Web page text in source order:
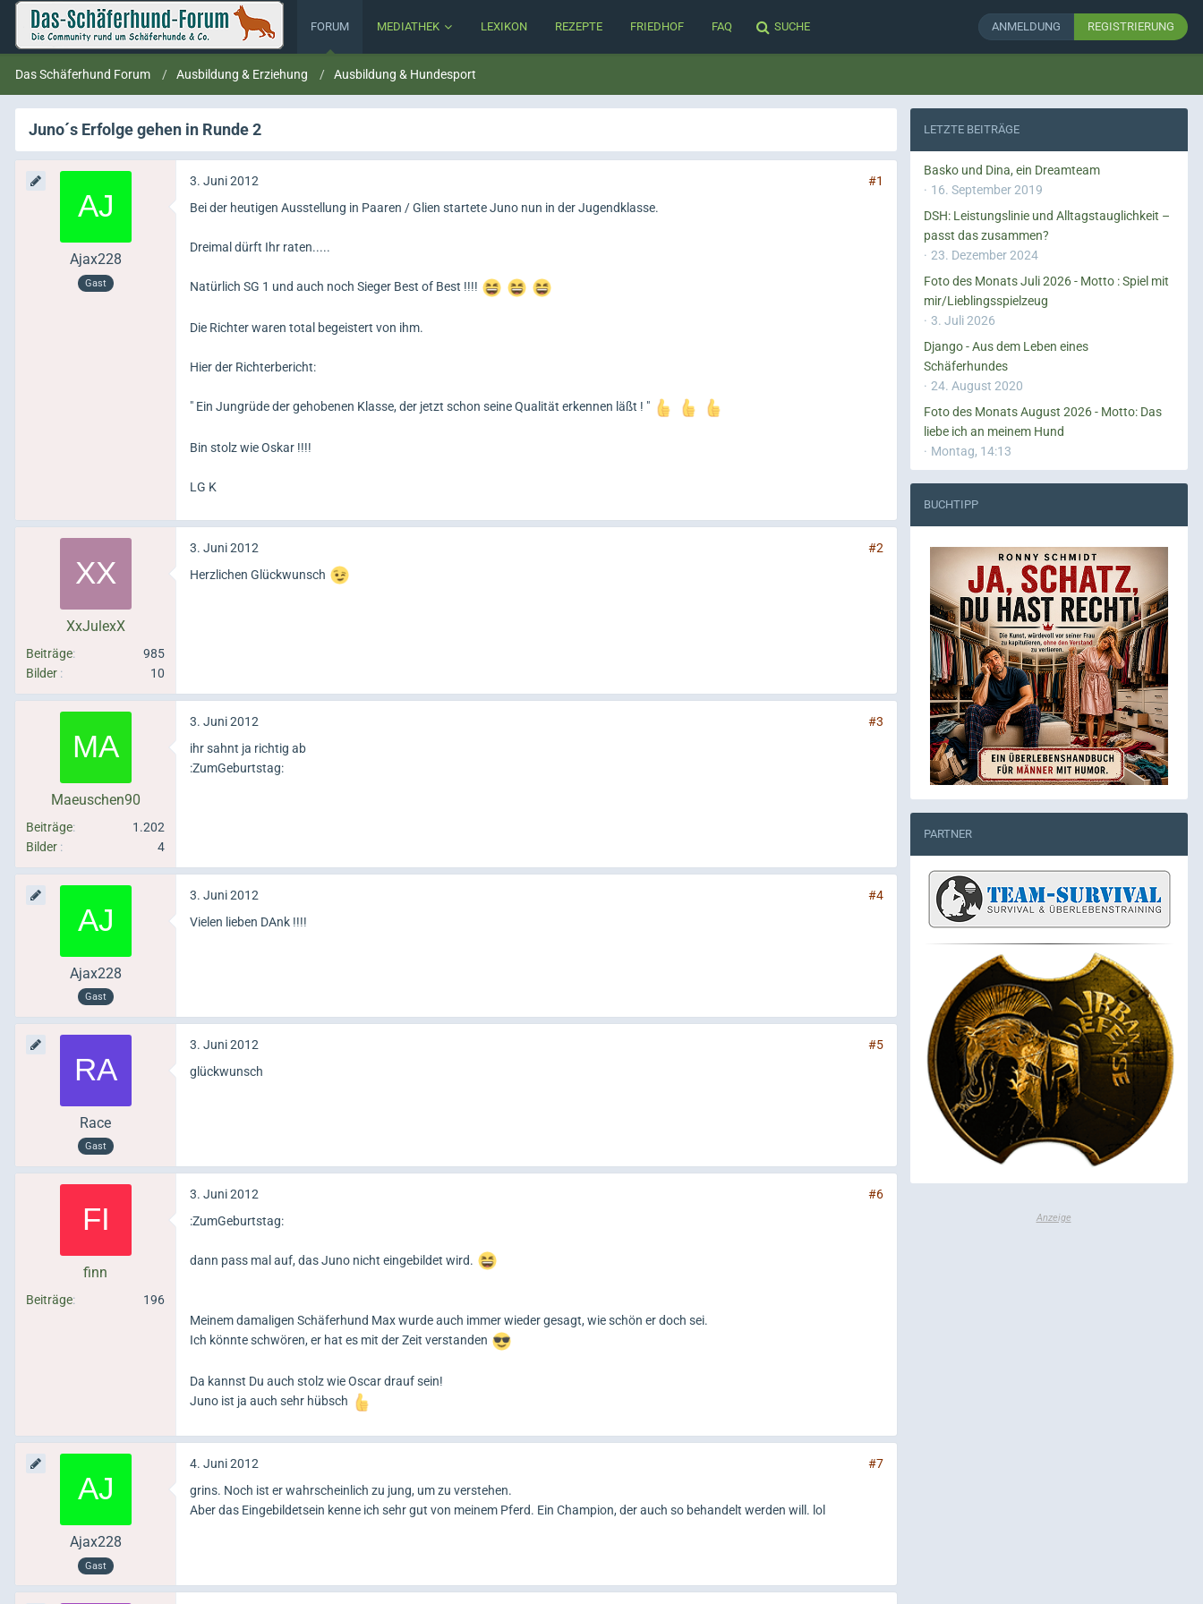
FORUM MEDIATHEK LEXIKON REZEPTE FRIEDHOF FAQ SUCHE ANMELDUNG REGISTRIERUNG
Das Schäferhund Forum Ausbildung & Erziehung Ausbildung & Hundesport
Juno´s Erfolge gehen in Runde 2
Ajax228
Gast
3. Juni 2012
#1
Bei der heutigen Ausstellung in Paaren / Glien startete Juno nun in der Jugendklasse.
Dreimal dürft Ihr raten.....
Natürlich SG 1 und auch noch Sieger Best of Best !!!!
Die Richter waren total begeistert von ihm.
Hier der Richterbericht:
" Ein Jungrüde der gehobenen Klasse, der jetzt schon seine Qualität erkennen läßt ! "
Bin stolz wie Oskar !!!!
LG K
XxJulexX
Beiträge
985
Bilder
10
3. Juni 2012
#2
Herzlichen Glückwunsch
Maeuschen90
Beiträge
1.202
Bilder
4
3. Juni 2012
#3
ihr sahnt ja richtig ab
:ZumGeburtstag:
Ajax228
Gast
3. Juni 2012
#4
Vielen lieben DAnk !!!!
Race
Gast
3. Juni 2012
#5
glückwunsch
finn
Beiträge 196
3. Juni 2012
#6
:ZumGeburtstag:
dann pass mal auf, das Juno nicht eingebildet wird.
Meinem damaligen Schäferhund Max wurde auch immer wieder gesagt, wie schön er doch sei.
Ich könnte schwören, er hat es mit der Zeit verstanden
Da kannst Du auch stolz wie Oscar drauf sein!
Juno ist ja auch sehr hübsch
Ajax228
Gast
4. Juni 2012
#7
grins. Noch ist er wahrscheinlich zu jung, um zu verstehen.
Aber das Eingebildetsein kenne ich sehr gut von meinem Pferd. Ein Champion, der auch so behandelt werden will. lol
LETZTE BEITRÄGE
Basko und Dina, ein Dreamteam
16. September 2019
DSH: Leistungslinie und Alltagstauglichkeit –
passt das zusammen?
23. Dezember 2024
Foto des Monats Juli 2026 - Motto : Spiel mit
mir/Lieblingsspielzeug
3. Juli 2026
Django - Aus dem Leben eines
Schäferhundes
24. August 2020
Foto des Monats August 2026 - Motto: Das
liebe ich an meinem Hund
Montag, 14:13
BUCHTIPP
PARTNER